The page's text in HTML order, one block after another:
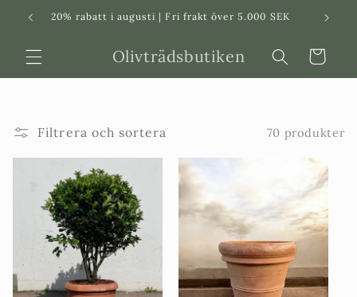
Svenska Dansk
20% rabatt i augusti | Fri frakt över 5.000 SEK
Olivträdsbutiken Varukorg
Filtrera och sortera 70 produkter